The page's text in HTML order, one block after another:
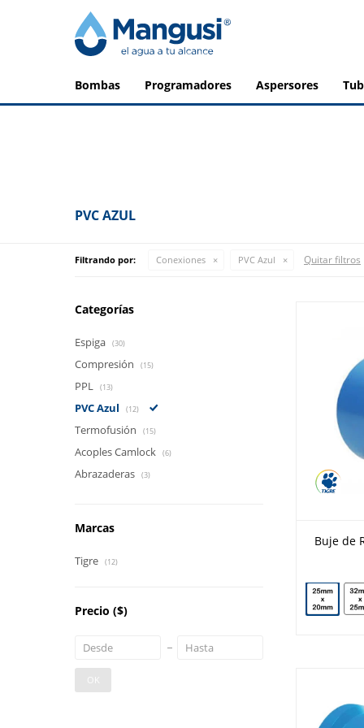
bombas programadores aspersores
PVC AZUL
Filtrando por: Conexiones PVC Azul Quitar filtros
Buje de
Categorías
Espiga (30)
Compresión (15)
PPL (13)
PVC Azul (12)
Termofusión (15)
Acoples Camlock (6)
Abrazaderas (3)
Marcas
Tigre (12)
Precio ($)
OK